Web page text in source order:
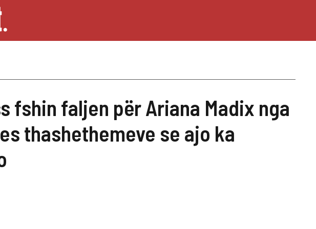
fshin faljen për Ariana Madix nga
thashethemeve se ajo ka